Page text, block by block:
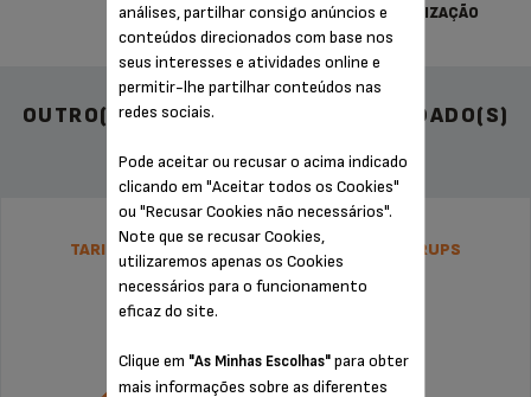
DE VENDA E UTILIZAÇÃO
OUTRO(S) ACESSÓRIO(S) RECOMENDADO(S)
TARIFA PLANA DE REPARAÇÃO NESPRESSO KRUPS
análises, partilhar consigo anúncios e
conteúdos direcionados com base nos
seus interesses e atividades online e
permitir-lhe partilhar conteúdos nas
redes sociais.
Pode aceitar ou recusar o acima indicado
clicando em "Aceitar todos os Cookies"
ou "Recusar Cookies não necessários".
Note que se recusar Cookies,
utilizaremos apenas os Cookies
necessários para o funcionamento
eficaz do site.
Clique em "As Minhas Escolhas"para obter
mais informações sobre as diferentes